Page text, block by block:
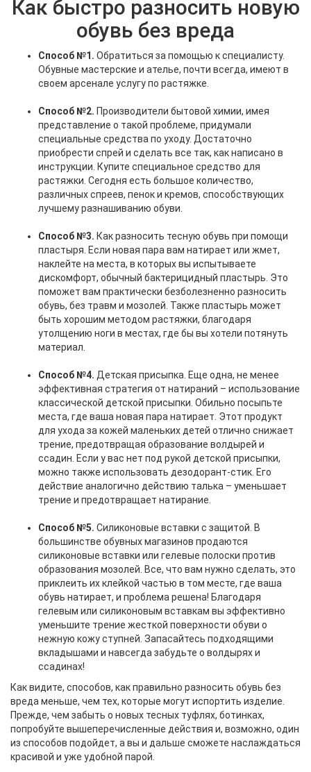
Как быстро разносить новую
обувь без вреда
Способ №1. Обратиться за помощью к специалисту.
Обувные мастерские и ателье, почти всегда, имеют в
своем арсенале услугу по растяжке.
Способ №2. Производители бытовой химии, имея
представление о такой проблеме, придумали
специальные средства по уходу. Достаточно
приобрести спрей и сделать все так, как написано в
инструкции. Купите специальное средство для
растяжки. Сегодня есть большое количество,
различных спреев, пенок и кремов, способствующих
лучшему разнашиванию обуви.
Способ №3. Как разносить тесную обувь при помощи
пластыря. Если новая пара вам натирает или жмет,
наклейте на места, в которых вы испытываете
дискомфорт, обычный бактерицидный пластырь. Это
поможет вам практически безболезненно разносить
обувь, без травм и мозолей. Также пластырь может
быть хорошим методом растяжки, благодаря
утолщению ноги в местах, где бы вы хотели потянуть
материал.
Способ №4. Детская присыпка. Еще одна, не менее
эффективная стратегия от натираний – использование
классической детской присыпки. Обильно посыпьте
места, где ваша новая пара натирает. Этот продукт
для ухода за кожей маленьких детей отлично снижает
трение, предотвращая образование волдырей и
ссадин. Если у вас нет под рукой детской присыпки,
можно также использовать дезодорант-стик. Его
действие аналогично действию талька – уменьшает
трение и предотвращает натирание.
Способ №5. Силиконовые вставки с защитой. В
большинстве обувных магазинов продаются
силиконовые вставки или гелевые полоски против
образования мозолей. Все, что вам нужно сделать, это
приклеить их клейкой частью в том месте, где ваша
обувь натирает, и проблема решена! Благодаря
гелевым или силиконовым вставкам вы эффективно
уменьшите трение жесткой поверхности обуви о
нежную кожу ступней. Запасайтесь подходящими
вкладышами и навсегда забудьте о волдырях и
ссадинах!
Как видите, способов, как правильно разносить обувь без
вреда меньше, чем тех, которые могут испортить изделие.
Прежде, чем забыть о новых тесных туфлях, ботинках,
попробуйте вышеперечисленные действия и, возможно, один
из способов подойдет, а вы и дальше сможете наслаждаться
красивой и уже удобной парой.